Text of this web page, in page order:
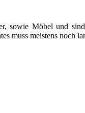
sowie Möbel und
muss meistens noch